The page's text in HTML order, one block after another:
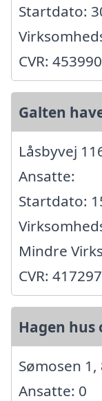
Startdato:
CVR:
Galten
Låsbyvej
Ansatte:
Startdato:
Mindre
CVR:
Hagen hus
Sømosen
Ansatte: 0